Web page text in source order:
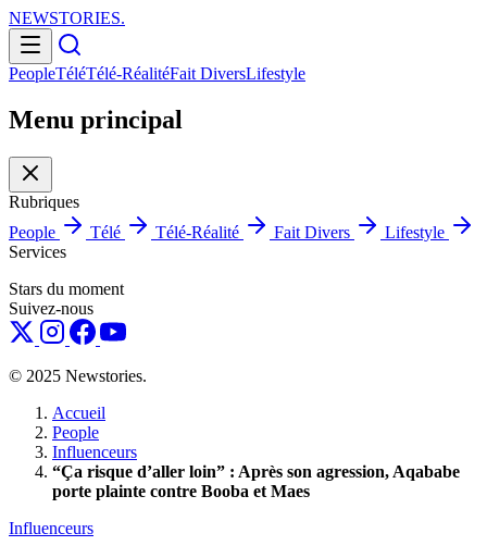
NEWSTORIES.
PeopleTéléTélé-RéalitéFait DiversLifestyle
Menu principal
Rubriques
People
Télé Télé-Réalité Fait Divers
Lifestyle
Services
Stars du moment
Suivez-nous
© 2025 Newstories.
Accueil
People
Influenceurs
“Ça risque d’aller loin” : Après son agression, Aqababe
porte plainte contre Booba et Maes
Influenceurs